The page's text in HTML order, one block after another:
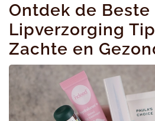
Ontdek de Beste
Lipverzorging
Zachte en